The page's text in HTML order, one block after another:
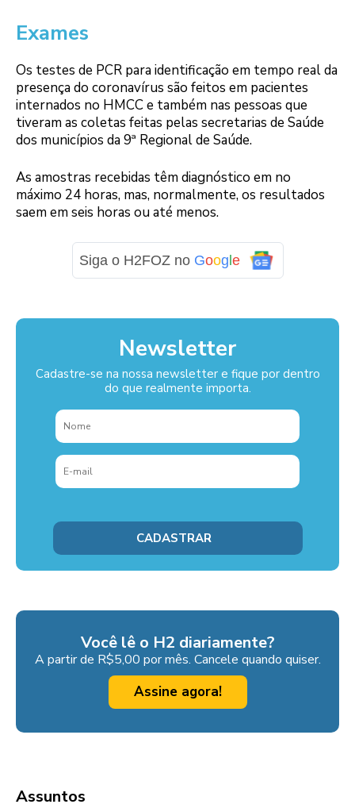
Exames
Os testes de PCR para identificação em tempo real da
presença do coronavírus são feitos em pacientes
internados no HMCC e também nas pessoas que
tiveram as coletas feitas pelas secretarias de Saúde
dos municípios da 9ª Regional de Saúde.
As amostras recebidas têm diagnóstico em no
máximo 24 horas, mas, normalmente, os resultados
saem em seis horas ou até menos.
Siga o H2FOZ no Google
Newsletter
Cadastre-se na nossa newsletter e fique por dentro
do que realmente importa.
Você lê o H2 diariamente?
A partir de R$5,00 por mês. Cancele quando quiser.
Assine agora!
Assuntos